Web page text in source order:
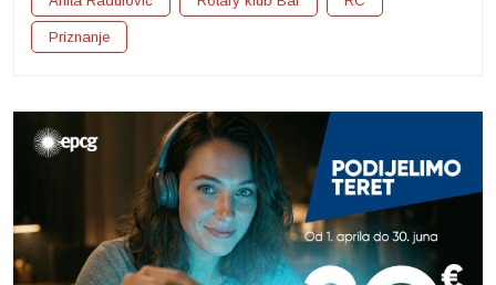
Priznanje